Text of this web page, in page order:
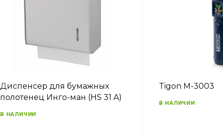
Диспенсер для бумажных
полотенец Инго-ман (HS 31 A)
В НАЛИЧИИ
Tigon M-3003
В НАЛИЧИИ